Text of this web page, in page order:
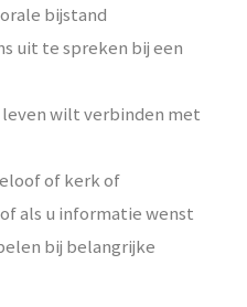
bijstand
uit te spreken bij een
wilt verbinden met
of kerk of
als u informatie wenst
bij belangrijke